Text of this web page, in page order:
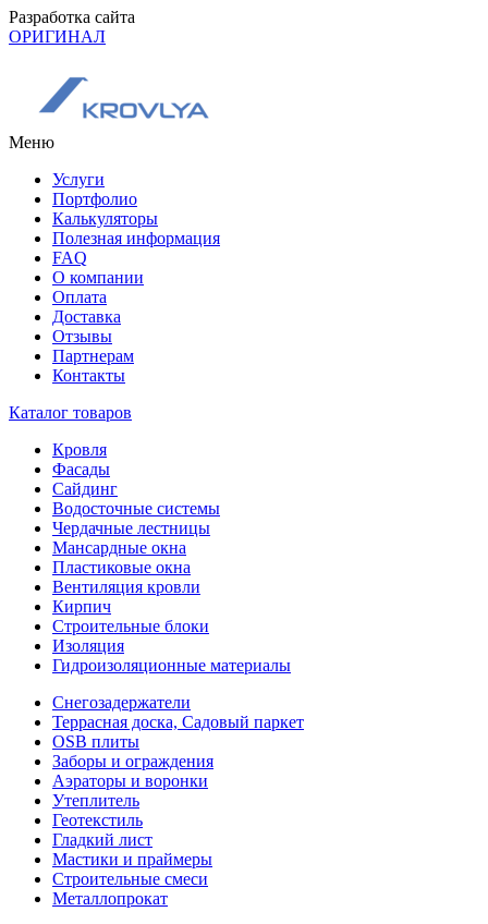
Разработка сайта
ОРИГИНАЛ
Меню
Услуги
Портфолио
Калькуляторы
Полезная информация
FAQ
О компании
Оплата
Доставка
Отзывы
Партнерам
Контакты
Каталог товаров
Кровля
Фасады
Сайдинг
Водосточные системы
Чердачные лестницы
Мансардные окна
Пластиковые окна
Вентиляция кровли
Кирпич
Строительные блоки
Изоляция
Гидроизоляционные материалы
Снегозадержатели
Террасная доска, Садовый паркет
OSB плиты
Заборы и ограждения
Аэраторы и воронки
Утеплитель
Геотекстиль
Гладкий лист
Мастики и праймеры
Строительные смеси
Металлопрокат